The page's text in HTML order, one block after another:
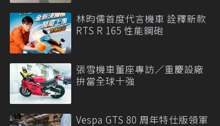
林昀儒首度代言機車 詮釋新款
RTS R 165 性能鋼砲
張雪機車董座專訪／重慶設廠
拚當全球十強
Vespa GTS 80 周年特仕版領軍